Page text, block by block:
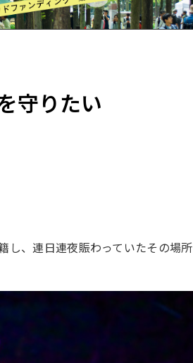
守りたい
し、連日連夜賑わっていたその場所